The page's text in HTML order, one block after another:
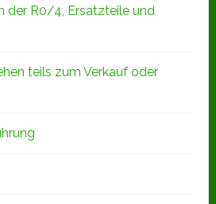
der R0/4, Ersatzteile und
teils zum Verkauf oder